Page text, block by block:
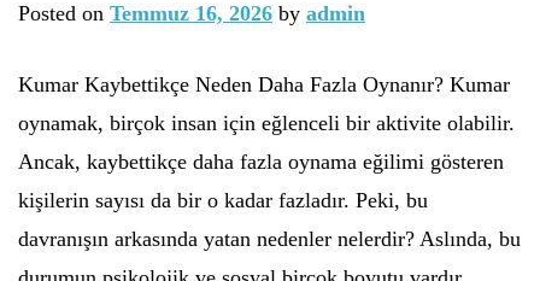
Posted on Temmuz 16, 2026 by admin
Kumar Kaybettikçe Neden Daha Fazla Oynanır? Kumar
oynamak, birçok insan için eğlenceli bir aktivite olabilir.
Ancak, kaybettikçe daha fazla oynama eğilimi gösteren
kişilerin sayısı da bir o kadar fazladır. Peki, bu
davranışın arkasında yatan nedenler nelerdir? Aslında, bu